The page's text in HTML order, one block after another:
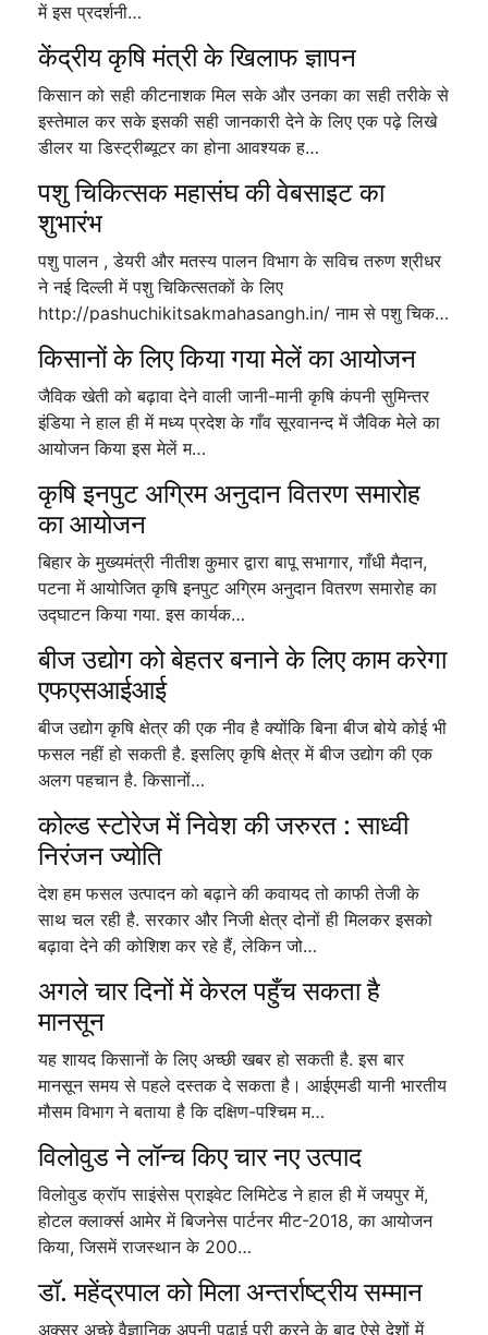
में इस प्रदर्शनी…
केंद्रीय कृषि मंत्री के खिलाफ ज्ञापन
किसान को सही कीटनाशक मिल सके और उनका का सही तरीके से
इस्तेमाल कर सके इसकी सही जानकारी देने के लिए एक पढ़े लिखे
डीलर या डिस्ट्रीब्यूटर का होना आवश्यक ह…
पशु चिकित्सक महासंघ की वेबसाइट का
शुभारंभ
पशु पालन , डेयरी और मतस्य पालन विभाग के सविच तरुण श्रीधर
ने नई दिल्ली में पशु चिकित्सतकों के लिए
http://pashuchikitsakmahasangh.in/ नाम से पशु चिक…
किसानों के लिए किया गया मेलें का आयोजन
जैविक खेती को बढ़ावा देने वाली जानी-मानी कृषि कंपनी सुमिन्तर
इंडिया ने हाल ही में मध्य प्रदेश के गाँव सूरवानन्द में जैविक मेले का
आयोजन किया इस मेलें म…
कृषि इनपुट अग्रिम अनुदान वितरण समारोह
का आयोजन
बिहार के मुख्यमंत्री नीतीश कुमार द्वारा बापू सभागार, गाँधी मैदान,
पटना में आयोजित कृषि इनपुट अग्रिम अनुदान वितरण समारोह का
उद्घाटन किया गया. इस कार्यक…
बीज उद्योग को बेहतर बनाने के लिए काम करेगा
एफएसआईआई
बीज उद्योग कृषि क्षेत्र की एक नीव है क्योंकि बिना बीज बोये कोई भी
फसल नहीं हो सकती है. इसलिए कृषि क्षेत्र में बीज उद्योग की एक
अलग पहचान है. किसानों…
कोल्ड स्टोरेज में निवेश की जरुरत : साध्वी
निरंजन ज्योति
देश हम फसल उत्पादन को बढ़ाने की कवायद तो काफी तेजी के
साथ चल रही है. सरकार और निजी क्षेत्र दोनों ही मिलकर इसको
बढ़ावा देने की कोशिश कर रहे हैं, लेकिन जो…
अगले चार दिनों में केरल पहुँच सकता है
मानसून
यह शायद किसानों के लिए अच्छी खबर हो सकती है. इस बार
मानसून समय से पहले दस्तक दे सकता है। आईएमडी यानी भारतीय
मौसम विभाग ने बताया है कि दक्षिण-पश्चिम म…
विलोवुड ने लॉन्च किए चार नए उत्पाद
विलोवुड क्रॉप साइंसेस प्राइवेट लिमिटेड ने हाल ही में जयपुर में,
होटल क्लार्क्स आमेर में बिजनेस पार्टनर मीट-2018, का आयोजन
किया, जिसमें राजस्थान के 200…
डॉ. महेंद्रपाल को मिला अन्तर्राष्ट्रीय सम्मान
अक्सर अच्छे वैज्ञानिक अपनी पढाई पूरी करने के बाद ऐसे देशों में